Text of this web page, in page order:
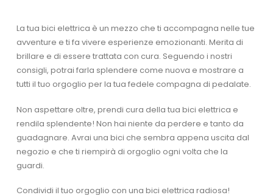
La tua bici elettrica è un mezzo che ti accompagna nelle tue
avventure e ti fa vivere esperienze emozionanti. Merita di
brillare e di essere trattata con cura. Seguendo i nostri
consigli, potrai farla splendere come nuova e mostrare a
tutti il tuo orgoglio per la tua fedele compagna di pedalate.
Non aspettare oltre, prendi cura della tua bici elettrica e
rendila splendente! Non hai niente da perdere e tanto da
guadagnare. Avrai una bici che sembra appena uscita dal
negozio e che ti riempirà di orgoglio ogni volta che la
guardi.
Condividi il tuo orgoglio con una bici elettrica radiosa!